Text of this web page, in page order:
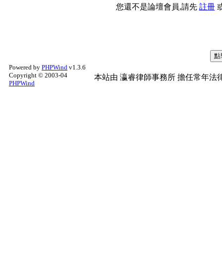
您還不是論壇會員,請先 註冊
Powered by PHPWind v1.3.6
Copyright © 2003-04
PHPWind
本站由 瀛睿律師事務所 擔任常年法